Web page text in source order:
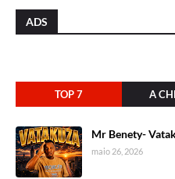
ADS
TOP 7 A
Mr Benety-
maio 26, 2026